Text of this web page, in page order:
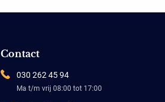
Contact
030 262 45 94
Ma t/m vrij 08:00 tot 17:00